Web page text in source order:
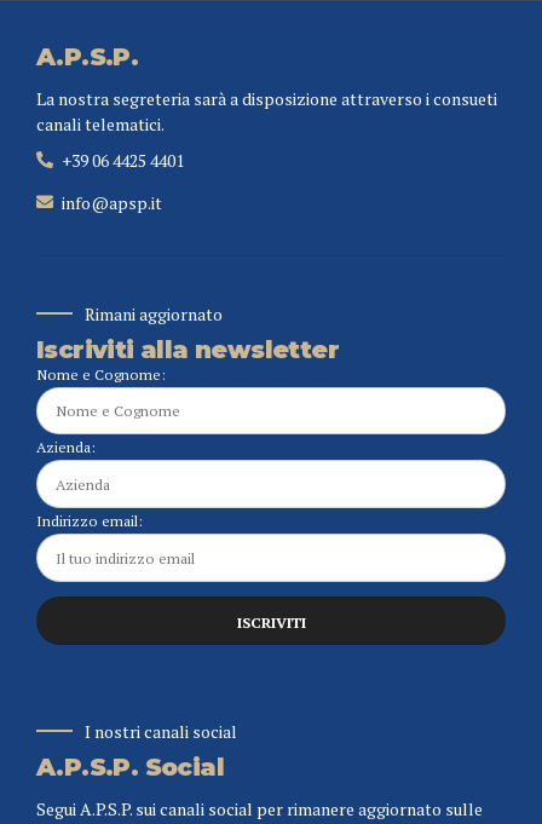
A.P.S.P.
La nostra segreteria sarà a disposizione attraverso i consueti
canali telematici.
+39 06 4425 4401
info@apsp.it
Rimani aggiornato
Iscriviti alla newsletter
Nome e Cognome:
Azienda:
Indirizzo email:
I nostri canali social
A.P.S.P. Social
Segui A.P.S.P. sui canali social per rimanere aggiornato sulle